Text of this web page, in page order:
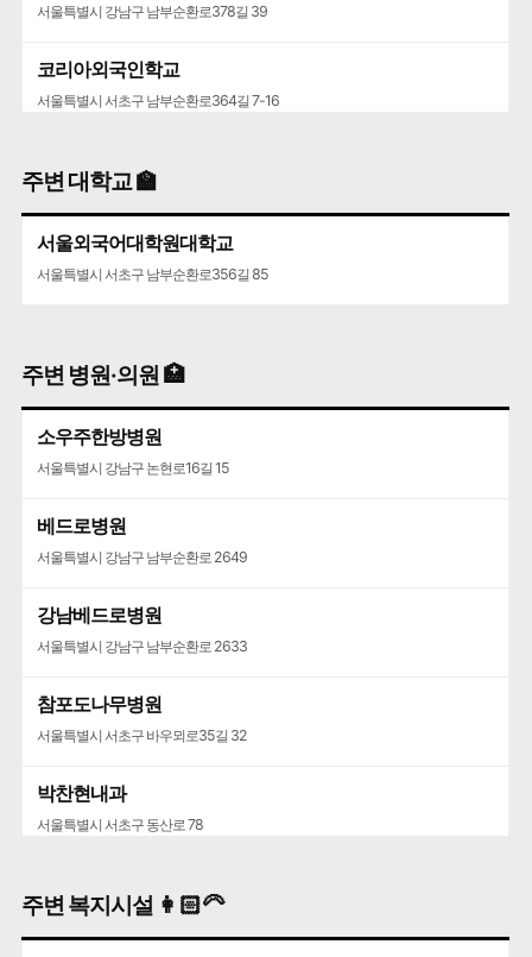
서울특별시 강남구 남부순환로378길 39
코리아외국인학교
서울특별시 서초구 남부순환로364길 7-16
주변 대학교 🏫
서울외국어대학원대학교
서울특별시 서초구 남부순환로356길 85
주변 병원·의원 🏥
소우주한방병원
서울특별시 강남구 논현로16길 15
베드로병원
서울특별시 강남구 남부순환로 2649
강남베드로병원
서울특별시 강남구 남부순환로 2633
참포도나무병원
서울특별시 서초구 바우뫼로35길 32
박찬현내과
서울특별시 서초구 동산로 78
주변 복지시설 👩🏻‍🦳